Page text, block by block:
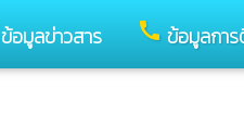
ข้อมูลข่าวสาร call ข้อมูลกา